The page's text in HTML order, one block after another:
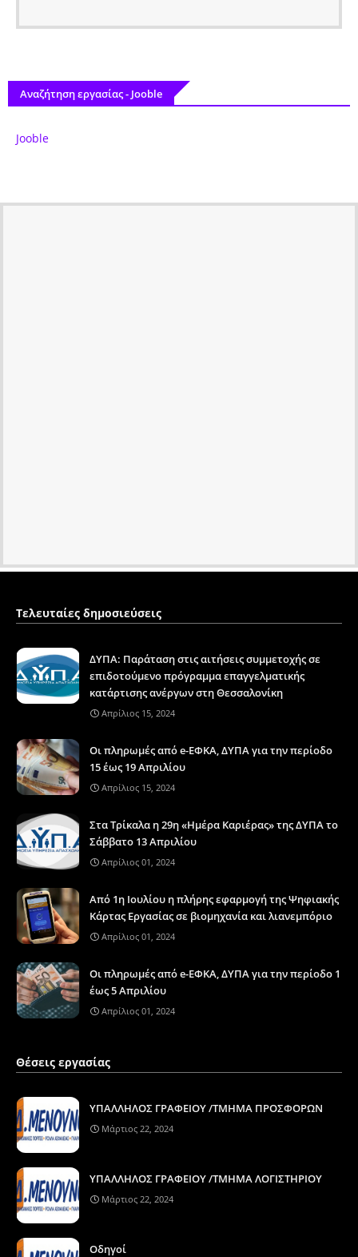
Αναζήτηση εργασίας - Jooble
Jooble
Τελευταίες δημοσιεύσεις
ΔΥΠΑ: Παράταση στις αιτήσεις συμμετοχής σε
επιδοτούμενο πρόγραμμα επαγγελματικής
κατάρτισης ανέργων στη Θεσσαλονίκη
Απρίλιος 15, 2024
Οι πληρωμές από e-ΕΦΚΑ, ΔΥΠΑ για την περίοδο
15 έως 19 Απριλίου
Απρίλιος 15, 2024
Στα Τρίκαλα η 29η «Ημέρα Καριέρας» της ΔΥΠΑ το
Σάββατο 13 Απριλίου
Απρίλιος 01, 2024
Από 1η Ιουλίου η πλήρης εφαρμογή της Ψηφιακής
Κάρτας Εργασίας σε βιομηχανία και λιανεμπόριο
Απρίλιος 01, 2024
Οι πληρωμές από e-ΕΦΚΑ, ΔΥΠΑ για την περίοδο 1
έως 5 Απριλίου
Απρίλιος 01, 2024
Θέσεις εργασίας
ΥΠΑΛΛΗΛΟΣ ΓΡΑΦΕΙΟΥ /ΤΜΗΜΑ ΠΡΟΣΦΟΡΩΝ
Μάρτιος 22, 2024
ΥΠΑΛΛΗΛΟΣ ΓΡΑΦΕΙΟΥ /ΤΜΗΜΑ ΛΟΓΙΣΤΗΡΙΟΥ
Μάρτιος 22, 2024
Οδηγοί